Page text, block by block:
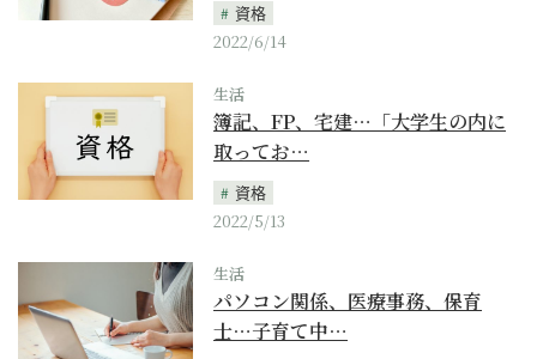
資格
2022/6/14
生活
簿記、FP、宅建…「大学生の内に
取ってお…
資格
2022/5/13
生活
パソコン関係、医療事務、保育
士…子育て中…